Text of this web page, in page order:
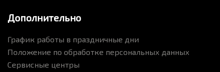
Дополнительно
График работы в праздничные дни
Положение по обработке персональных данных
Сервисные центры